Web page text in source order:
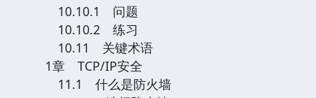
10.10.1 问题
10.10.2 练习
10.11 关键术语
1章 TCP/IP安全
11.1 什么是防火墙